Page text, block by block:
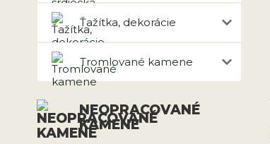
Ťažítka, dekorácie
Tromlované kamene
NEOPRACOVANÉ
KAMENE